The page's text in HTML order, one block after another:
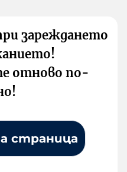
зареждането
отново по-
страница